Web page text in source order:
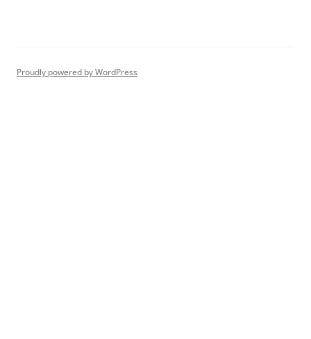
Proudly powered by WordPress